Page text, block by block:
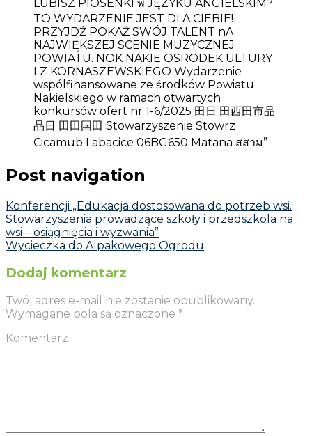
Post navigation
Konferencji „Edukacja dostosowana do potrzeb wsi.
Stowarzyszenia prowadzące szkoły i przedszkola na
wsi – osiągnięcia i wyzwania”
Wycieczka do Alpakowego Ogrodu
Dodaj komentarz
Twój adres e-mail nie zostanie opublikowany.
Wymagane pola są oznaczone *
Komentarz